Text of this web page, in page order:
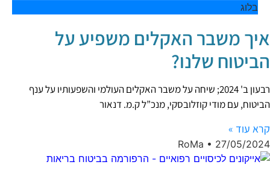
בלוג
איך משבר האקלים משפיע על
הביטוח שלנו?
רבעון ב' 2024; שיחה על משבר האקלים העולמי והשפעותיו על ענף
הביטוח, עם מודי קוזלובסקי, מנכ”ל ק.מ. דנאור
קרא עוד »
RoMa 27/05/2024